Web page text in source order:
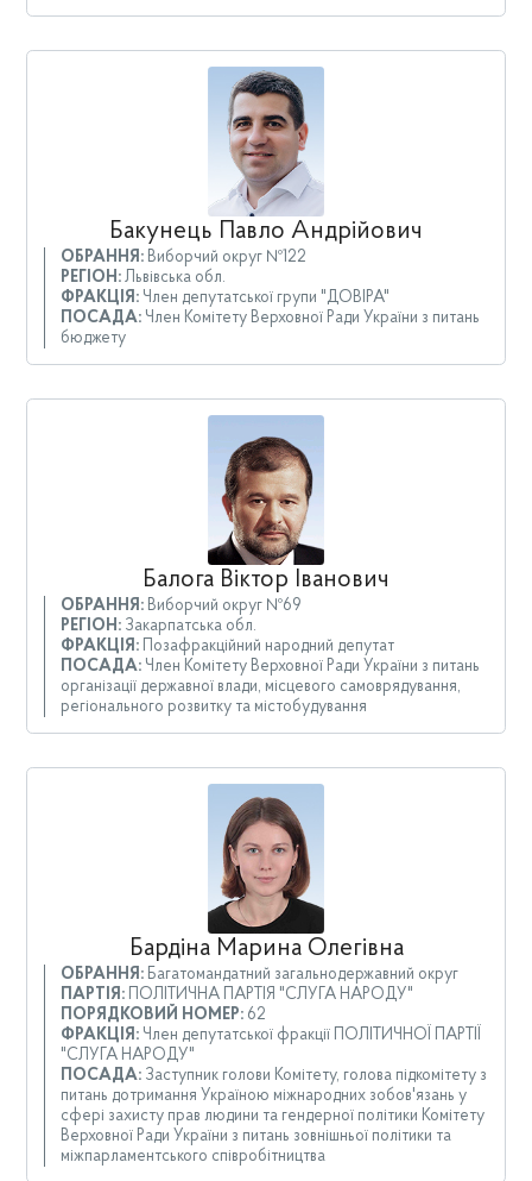
Бакунець Павло Андрійович
ОБРАННЯ:Виборчий округ №122
РЕГІОН:Львівська обл.
ФРАКЦІЯ:Член депутатської групи "ДОВІРА"
ПОСАДА:Член Комітету Верховної Ради України з питань
бюджету
Балога Віктор Іванович
ОБРАННЯ:Виборчий округ №69
РЕГІОН:Закарпатська обл.
ФРАКЦІЯ:Позафракційний народний депутат
ПОСАДА:Член Комітету Верховної Ради України з питань
організації державної влади, місцевого самоврядування,
регіонального розвитку та містобудування
Бардіна Марина Олегівна
ОБРАННЯ:Багатомандатний загальнодержавний округ
ПАРТІЯ:ПОЛІТИЧНА ПАРТІЯ "СЛУГА НАРОДУ"
ПОРЯДКОВИЙ НОМЕР:62
ФРАКЦІЯ:Член депутатської фракції ПОЛІТИЧНОЇ ПАРТІЇ
"СЛУГА НАРОДУ"
ПОСАДА:Заступник голови Комітету, голова підкомітету з
питань дотримання Україною міжнародних зобов'язань у
сфері захисту прав людини та гендерної політики Комітету
Верховної Ради України з питань зовнішньої політики та
міжпарламентського співробітництва